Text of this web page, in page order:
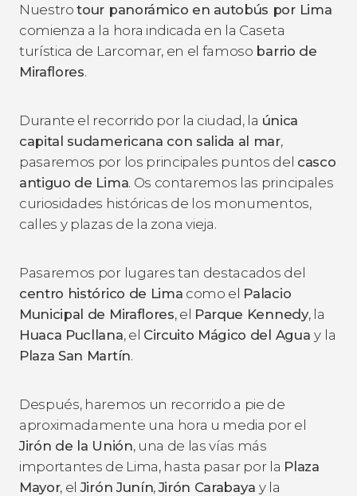
Nuestrotour panorámico en autobús por Lima
comienza a la hora indicada en la Caseta
turística de Larcomar, en el famoso barrio de
Miraflores.
Durante el recorrido por la ciudad, la única
capital sudamericana con salida al mar,
pasaremos por los principales puntos del casco
antiguo de Lima. Os contaremos las principales
curiosidades históricas de los monumentos,
calles y plazas de la zona vieja.
Pasaremos por lugares tan destacados del
centro histórico de Lima como el Palacio
Municipal de Miraflores, el Parque Kennedy, la
Huaca Pucllana, el Circuito Mágico del Agua y la
Plaza San Martín.
Después, haremos un recorrido a pie de
aproximadamente una hora u media por el
Jirón de la Unión, una de las vías más
importantes de Lima, hasta pasar por la Plaza
Mayor, elJirón Junín,Jirón Carabaya y la